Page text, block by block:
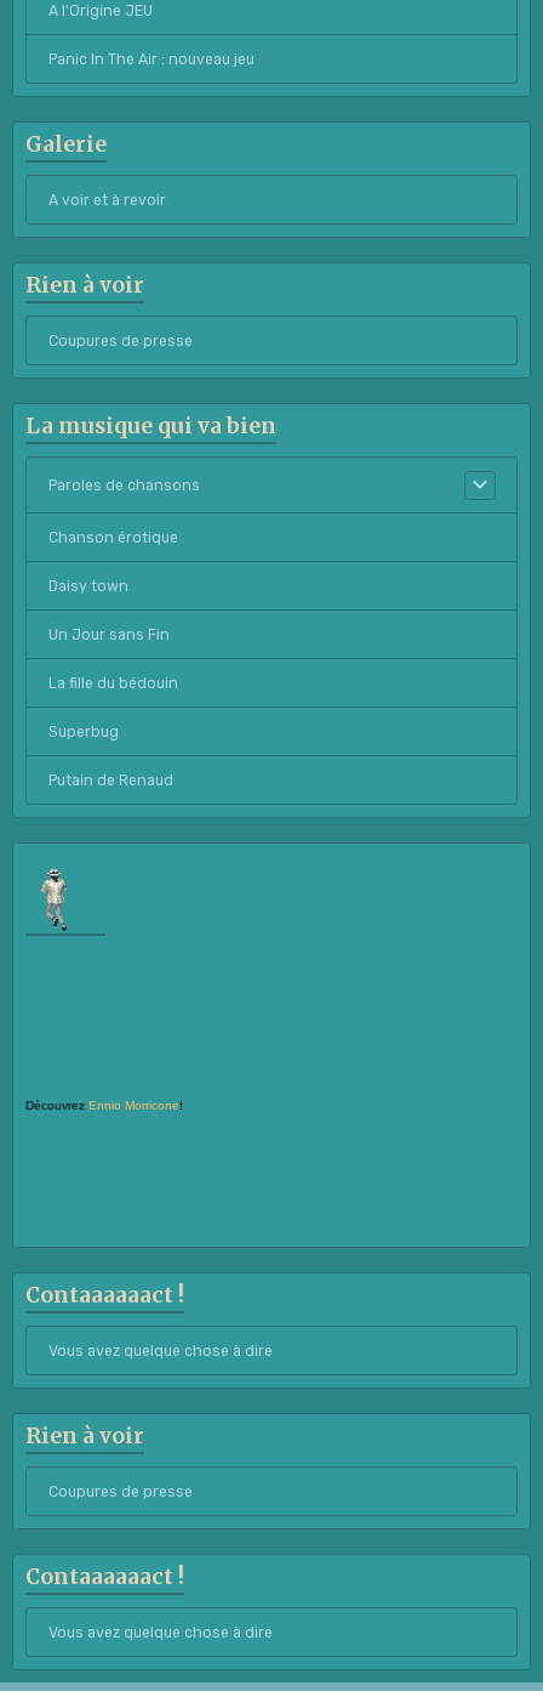
A l'Origine JEU
Panic In The Air : nouveau jeu
Galerie
A voir et à revoir
Rien à voir
Coupures de presse
La musique qui va bien
Paroles de chansons
Chanson érotique
Daisy town
Un Jour sans Fin
La fille du bédouin
Superbug
Putain de Renaud
Découvrez Ennio Morricone!
Contaaaaaact !
Vous avez quelque chose à dire
Rien à voir
Coupures de presse
Contaaaaaact !
Vous avez quelque chose à dire